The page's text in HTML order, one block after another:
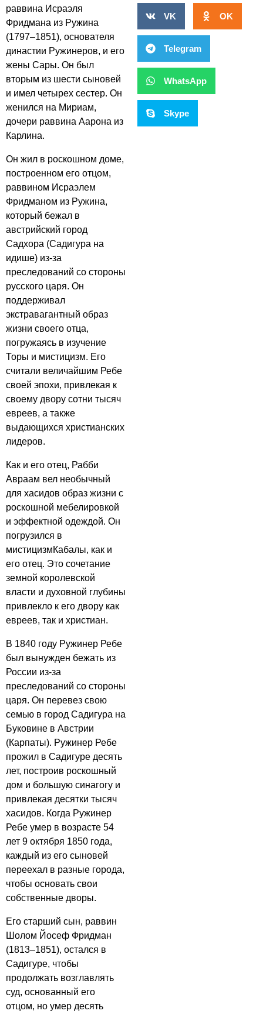
раввина Исраэля
Фридмана из Ружина
(1797–1851), основателя
династии Ружинеров, и его
жены Сары. Он был
вторым из шести сыновей
и имел четырех сестер. Он
женился на Мириам,
дочери раввина Аарона из
Карлина.
Он жил в роскошном доме,
построенном его отцом,
раввином Исраэлем
Фридманом из Ружина,
который бежал в
австрийский город
Садхора (Садигура на
идише) из-за
преследований со стороны
русского царя. Он
поддерживал
экстравагантный образ
жизни своего отца,
погружаясь в изучение
Торы и мистицизм. Его
считали величайшим Ребе
своей эпохи, привлекая к
своему двору сотни тысяч
евреев, а также
выдающихся христианских
лидеров.
Как и его отец, Рабби
Авраам вел необычный
для хасидов образ жизни с
роскошной мебелировкой
и эффектной одеждой. Он
погрузился в
мистицизмКабалы, как и
его отец. Это сочетание
земной королевской
власти и духовной глубины
привлекло к его двору как
евреев, так и христиан.
В 1840 году Ружинер Ребе
был вынужден бежать из
России из-за
преследований со стороны
царя. Он перевез свою
семью в город Садигура на
Буковине в Австрии
(Карпаты). Ружинер Ребе
прожил в Садигуре десять
лет, построив роскошный
дом и большую синагогу и
привлекая десятки тысяч
хасидов. Когда Ружинер
Ребе умер в возрасте 54
лет 9 октября 1850 года,
каждый из его сыновей
переехал в разные города,
чтобы основать свои
собственные дворы.
Его старший сын, раввин
Шолом Йосеф Фридман
(1813–1851), остался в
Садигуре, чтобы
продолжать возглавлять
суд, основанный его
отцом, но умер десять
VK OK
Telegram
WhatsApp
Skype